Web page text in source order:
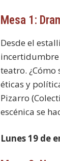
Mesa 1:
Desde el
incertidumbre
teatro. ¿Cómo
éticas y
Pizarro
escénica se
Lunes 19 de